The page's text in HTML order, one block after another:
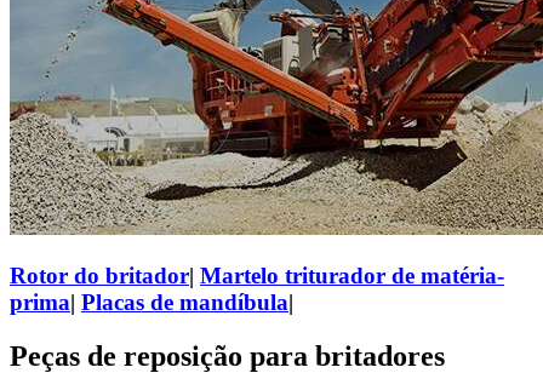
Rotor do britador| Martelo triturador de matéria-
prima| Placas de mandíbula|
Peças de reposição para britadores